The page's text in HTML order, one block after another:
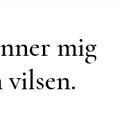
mig
vilsen.